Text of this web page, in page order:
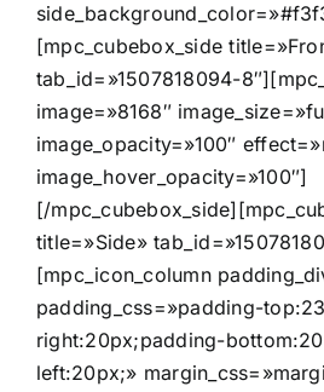
[mpc_cubebox_side
tab_id=»1507818094-
image=»8168″
image_opacity=»100″
image_hover_opacity=»100″]
[/
title=»Side»
[mpc_icon_column
padding_css=»padding-
right:20px;padding-
left:20px;»